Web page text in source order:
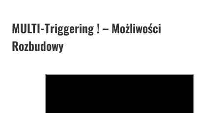
MULTI-Triggering ! – Możliwości
Rozbudowy